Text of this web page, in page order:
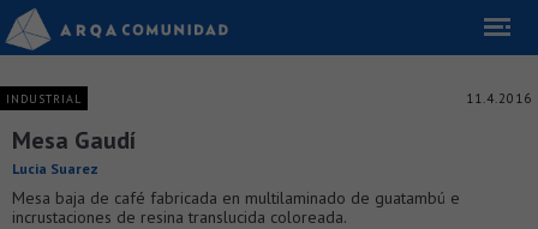
INDUSTRIAL 11.4.2016
Mesa Gaudí
Lucia Suarez
Mesa baja de café fabricada en multilaminado de guatambú e
incrustaciones de resina translucida coloreada.